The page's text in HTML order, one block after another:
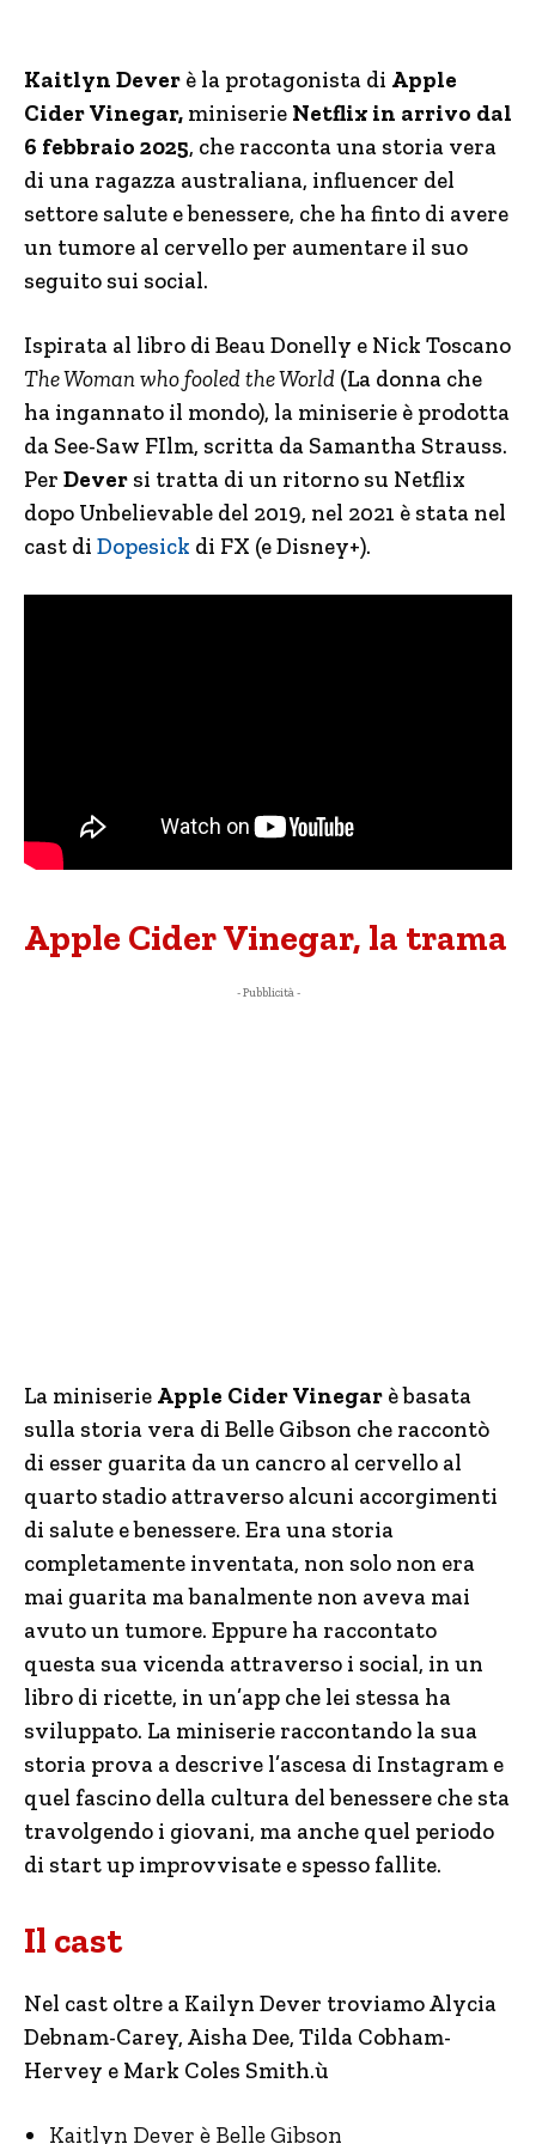
Kaitlyn Dever è la protagonista di Apple
Cider Vinegar, miniserie Netflix in arrivo dal
6 febbraio 2025, che racconta una storia vera
di una ragazza australiana, influencer del
settore salute e benessere, che ha finto di avere
un tumore al cervello per aumentare il suo
seguito sui social.
Ispirata al libro di Beau Donelly e Nick Toscano
The Woman who fooled the World (La donna che
ha ingannato il mondo), la miniserie è prodotta
da See-Saw FIlm, scritta da Samantha Strauss.
Per Dever si tratta di un ritorno su Netflix
dopo Unbelievable del 2019, nel 2021 è stata nel
cast di Dopesick di FX (e Disney+).
Apple Cider Vinegar, la trama
- Pubblicità -
La miniserie Apple Cider Vinegar è basata
sulla storia vera di Belle Gibson che raccontò
di esser guarita da un cancro al cervello al
quarto stadio attraverso alcuni accorgimenti
di salute e benessere. Era una storia
completamente inventata, non solo non era
mai guarita ma banalmente non aveva mai
avuto un tumore. Eppure ha raccontato
questa sua vicenda attraverso i social, in un
libro di ricette, in un’app che lei stessa ha
sviluppato. La miniserie raccontando la sua
storia prova a descrive l’ascesa di Instagram e
quel fascino della cultura del benessere che sta
travolgendo i giovani, ma anche quel periodo
di start up improvvisate e spesso fallite.
Il cast
Nel cast oltre a Kailyn Dever troviamo Alycia
Debnam-Carey, Aisha Dee, Tilda Cobham-
Hervey e Mark Coles Smith.ù
Kaitlyn Dever è Belle Gibson